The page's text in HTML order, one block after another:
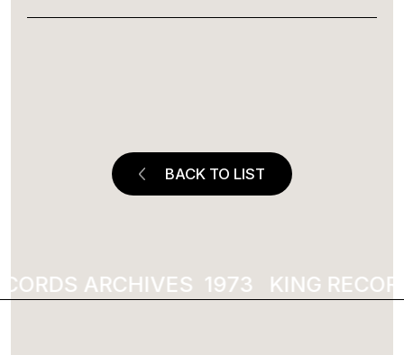
BACK TO LIST
ARCHIVES 1973 KING